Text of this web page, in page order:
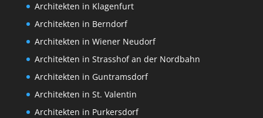
Architekten in Klagenfurt
Architekten in Berndorf
Architekten in Wiener Neudorf
Architekten in Strasshof an der Nordbahn
Architekten in Guntramsdorf
Architekten in St. Valentin
Architekten in Purkersdorf